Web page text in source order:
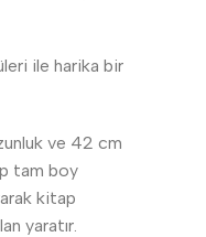
ile harika bir
ve 42 cm
tam boy
kitap
yaratır.